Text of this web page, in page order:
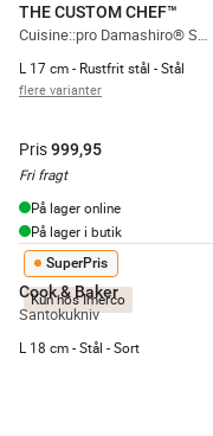
THE CUSTOM CHEF™
Cuisine::pro Damashiro® Santokukniv
L 17 cm - Rustfrit stål - Stål
flere varianter
Pris999,95
Fri fragt
På lager online
På lager i butik
Kun hos Imerco
SuperPris
Cook & Baker
Santokukniv
L 18 cm - Stål - Sort